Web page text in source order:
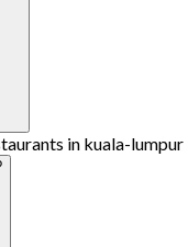
in kuala-lumpur